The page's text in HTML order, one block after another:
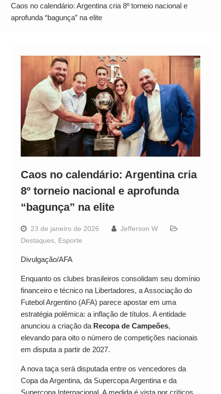
Alto
Caos no calendário: Argentina cria 8º torneio nacional e
aprofunda “bagunça” na elite
Caos no calendário: Argentina cria
8º torneio nacional e aprofunda
“bagunça” na elite
23 de janeiro de 2026
Jefferson W
Destaques, Esporte
Divulgação/AFA
Enquanto os clubes brasileiros consolidam seu domínio
financeiro e técnico na Libertadores, a Associação do
Futebol Argentino (AFA) parece apostar em uma
estratégia polêmica: a inflação de títulos. A entidade
anunciou a criação da Recopa de Campeões,
elevando para oito o número de competições nacionais
em disputa a partir de 2027.
A nova taça será disputada entre os vencedores da
Copa da Argentina, da Supercopa Argentina e da